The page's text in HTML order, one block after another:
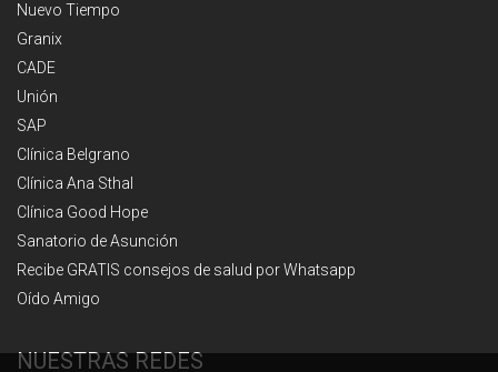
Nuevo Tiempo
Granix
CADE
Unión
SAP
Clínica Belgrano
Clínica Ana Sthal
Clínica Good Hope
Sanatorio de Asunción
Recibe GRATIS consejos de salud por Whatsapp
Oído Amigo
NUESTRAS REDES